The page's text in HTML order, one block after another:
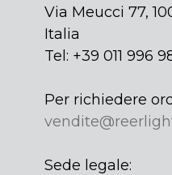
Via Meucci 77,
Italia
Tel: +39 011 996
Per richiedere
Sede legale: